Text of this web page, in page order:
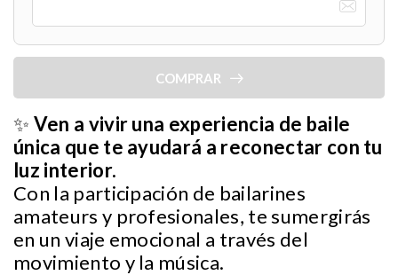
COMPRAR
✨ Ven a vivir una experiencia de baile
única que te ayudará a reconectar con tu
luz interior.
Con la participación de bailarines
amateurs y profesionales, te sumergirás
en un viaje emocional a través del
movimiento y la música.